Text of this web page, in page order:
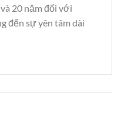
20 năm đối với
đến sự yên tâm dài